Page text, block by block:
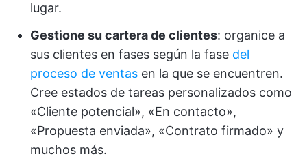
lugar.
Gestione su cartera de clientes: organice a
sus clientes en fases según la fase del
proceso de ventas en la que se encuentren.
Cree estados de tareas personalizados como
«Cliente potencial», «En contacto»,
«Propuesta enviada», «Contrato firmado» y
muchos más.